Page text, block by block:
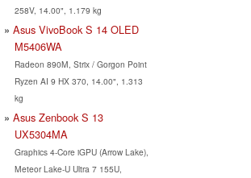
258V, 14.00", 1.179 kg
Asus VivoBook S 14 OLED
M5406WA
Radeon 890M, Strix / Gorgon Point
Ryzen AI 9 HX 370, 14.00", 1.313
kg
Asus Zenbook S 13
UX5304MA
Graphics 4-Core iGPU (Arrow Lake),
Meteor Lake-U Ultra 7 155U,